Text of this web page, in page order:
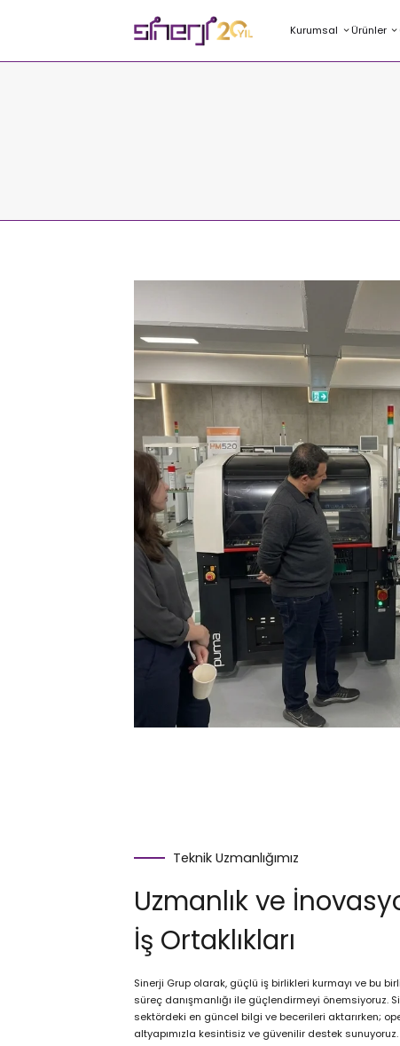
Kurumsal Ürünler
Teknik Uzmanlığımız
Uzmanlık ve
İş Ortaklıkları
Sinerji Grup olarak, güçlü iş birlikleri kurmayı ve bu
süreç danışmanlığı ile güçlendirmeyi önemsiyoruz.
sektördeki en güncel bilgi ve becerileri aktarırken;
altyapımızla kesintisiz ve güvenilir destek sunuyoruz.